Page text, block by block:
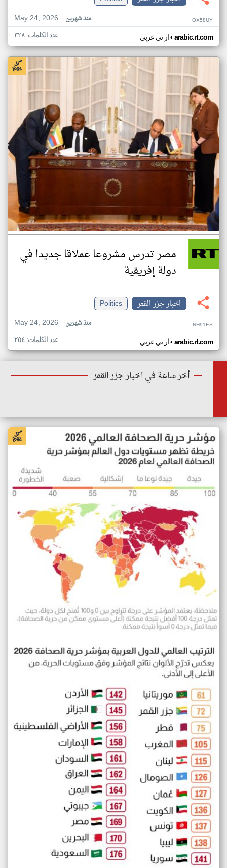
May 24, 2026
منذ شهرين OX58UY
ار تي عربي• arabic.rt.com عدد الكلمات: ٣٢٨
مصر تدرس مشروعا عملاقا جديدا في
دولة إفريقية
اخبار جزر القمر
Politics
May 24, 2026
منذ شهرين NH91ES
ار تي عربي• arabic.rt.com عدد الكلمات: ٢٥٤
أخر ساعة في اخبار جزر القمر